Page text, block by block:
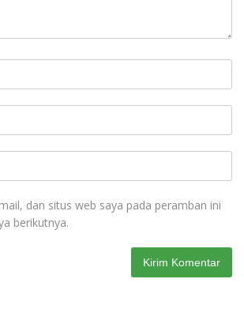
dan situs web saya pada peramban ini
berikutnya.